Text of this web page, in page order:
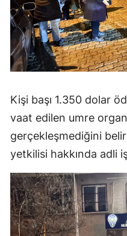
Kişi başı 1.350 dolar
vaat edilen umre
gerçekleşmediğini
yetkilisi hakkında adli